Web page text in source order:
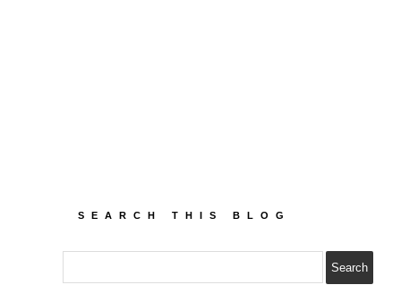
SEARCH THIS BLOG